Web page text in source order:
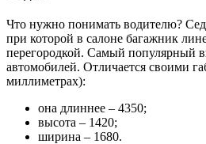
Что нужно понимать водителю?
при которой в салоне багажник
перегородкой. Самый популярный
автомобилей. Отличается своими
миллиметрах):
она длиннее – 4350;
высота – 1420;
ширина – 1680.